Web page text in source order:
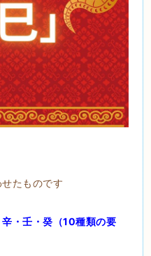
たものです
・壬・癸（10種類の要